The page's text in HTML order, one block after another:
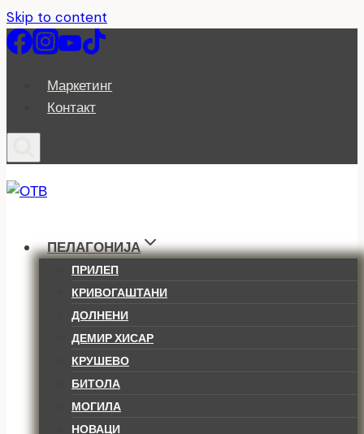
Skip to content
Маркетинг
Контакт
ПЕЛАГОНИЈА
ПРИЛЕП
КРИВОГАШТАНИ
ДОЛНЕНИ
ДЕМИР ХИСАР
КРУШЕВО
БИТОЛА
МОГИЛА
НОВАЦИ